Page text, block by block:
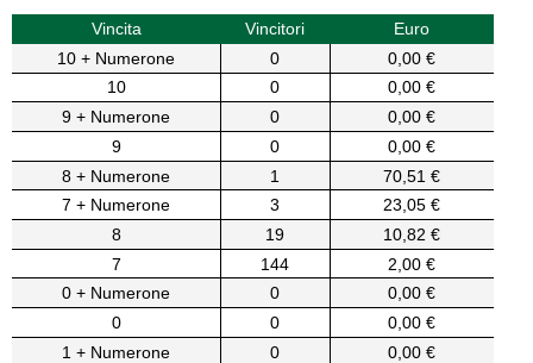
Vincita Vincitori
Euro
10 + Numerone
0
0,00 €
10
0
0,00 €
9 + Numerone
0
0,00 €
9
0
0,00 €
8 + Numerone
1
70,51 €
7 + Numerone
3
23,05 €
8
19
10,82 €
7
144
2,00 €
0 + Numerone
0
0,00 €
0
0
0,00 €
1 + Numerone
0
0,00 €